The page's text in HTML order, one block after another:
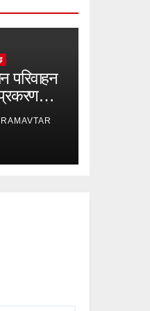
परिवाहन
अवैध
RAMAVTAR